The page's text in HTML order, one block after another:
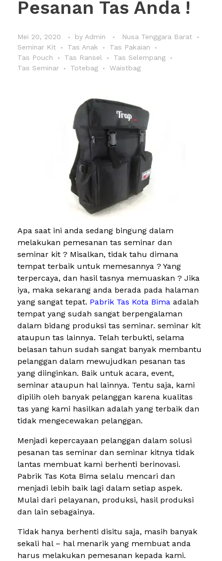
Pesanan Tas Anda !
Mei 20, 2020 by Admin
Nusa Tenggara Barat
Seminar Kit
Tas Anak
Tas Pakaian
Tas Pouch
Tas Ransel
Tas Selempang
Tas Seminar
Totebag Waistbag
Apa saat ini anda sedang bingung dalam
melakukan pemesanan tas seminar dan
seminar kit ? Misalkan, tidak tahu dimana
tempat terbaik untuk memesannya ? Yang
terpercaya, dan hasil tasnya memuaskan ? Jika
iya, maka sekarang anda berada pada halaman
yang sangat tepat. Pabrik Tas Kota Bima adalah
tempat yang sudah sangat berpengalaman
dalam bidang produksi tas seminar. seminar kit
ataupun tas lainnya. Telah terbukti, selama
belasan tahun sudah sangat banyak membantu
pelanggan dalam mewujudkan pesanan tas
yang diinginkan. Baik untuk acara, event,
seminar ataupun hal lainnya. Tentu saja, kami
dipilih oleh banyak pelanggan karena kualitas
tas yang kami hasilkan adalah yang terbaik dan
tidak mengecewakan pelanggan.
Menjadi kepercayaan pelanggan dalam solusi
pesanan tas seminar dan seminar kitnya tidak
lantas membuat kami berhenti berinovasi.
Pabrik Tas Kota Bima selalu mencari dan
menjadi lebih baik lagi dalam setiap aspek.
Mulai dari pelayanan, produksi, hasil produksi
dan lain sebagainya.
Tidak hanya berhenti disitu saja, masih banyak
sekali hal – hal menarik yang membuat anda
harus melakukan pemesanan kepada kami.